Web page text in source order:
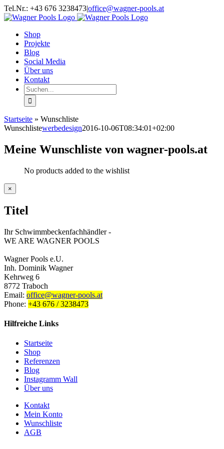
Zum
Inhalt
Facebook
Twitter
Instagram
YouTube
Tel.Nr.: +43 676 3238473|office@wagner-pools.at
Shop
Projekte
Blog
Social Media
Über uns
Kontakt
Suche
nach:
Startseite » Wunschliste
Wunschlistewerbedesign2016-10-06T08:34:01+02:00
Meine Wunschliste von wagner-pools.at
No products added to the wishlist
Close
product
view
×
Titel
Ihr Schwimmbeckenfachhändler -
WE ARE WAGNER POOLS
Wagner Pools e.U.
Inh. Dominik Wagner
Kehrweg 6
8772 Traboch
Email: office@wagner-pools.at
Phone: +43 676 / 3238473
Hilfreiche Links
Startseite
Shop
Referenzen
Blog
Instagramm Wall
Über uns
Kontakt
Mein Konto
Wunschliste
AGB